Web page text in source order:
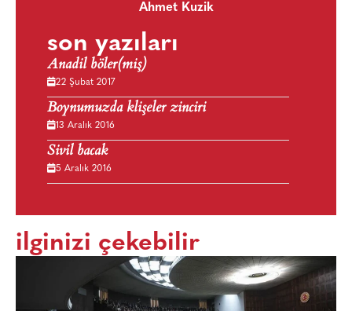
Ahmet Kuzik
son yazıları
Anadil böler(miş)
22 Şubat 2017
Boynumuzda klişeler zinciri
13 Aralık 2016
Sivil bacak
5 Aralık 2016
ilginizi çekebilir